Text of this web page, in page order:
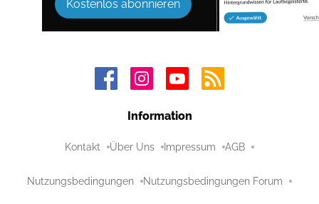
Kostenlos abonnieren
Information
Kontakt Über Uns Impressum AGB
Nutzungsbedingungen Nutzungsbedingungen Forum